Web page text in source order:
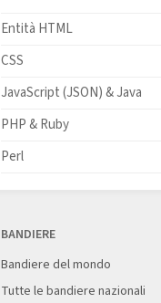
Entità HTML
CSS
JavaScript (JSON) & Java
PHP & Ruby
Perl
BANDIERE
Bandiere del mondo
Tutte le bandiere nazionali